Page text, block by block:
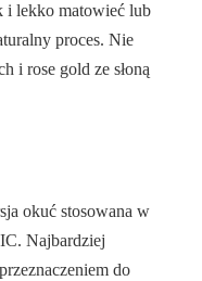
i lekko matowieć lub
proces. Nie
i rose gold ze słoną
okuć stosowana w
Najbardziej
do